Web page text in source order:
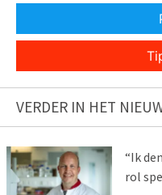
VERDER IN HET
“Ik
rol